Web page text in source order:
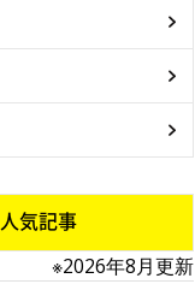
気記事
※2026年8月更新